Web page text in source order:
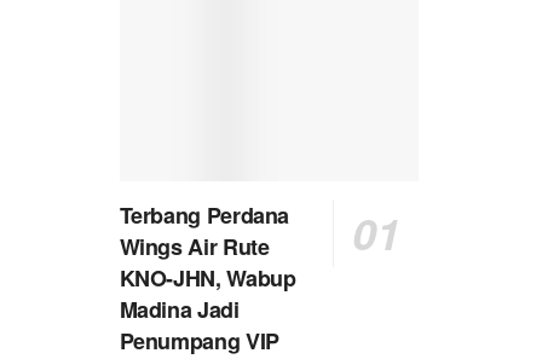
Terbang Perdana
Wings Air Rute
KNO-JHN, Wabup
Madina Jadi
Penumpang VIP